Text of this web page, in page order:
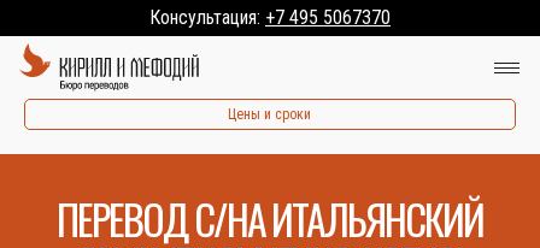
Консультация: +7 495 5067370
Цены и сроки
ПЕРЕВОД С/НА ИТАЛЬЯНСКИЙ